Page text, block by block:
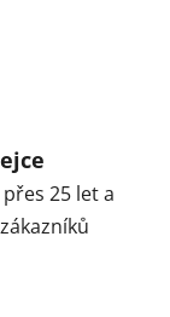
25 let a